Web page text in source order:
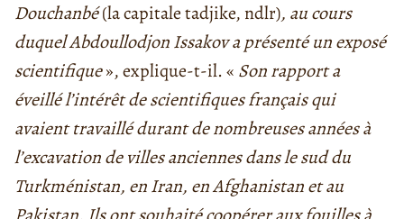
Douchanbé(la capitale tadjike, ndlr), au cours
duquel Abdoullodjon Issakov a présenté un exposé
scientifique», explique-t-il. « Son rapport a
éveillé l’intérêt de scientifiques français qui
avaient travaillé durant de nombreuses années à
l’excavation de villes anciennes dans le sud du
Turkménistan, en Iran, en Afghanistan et au